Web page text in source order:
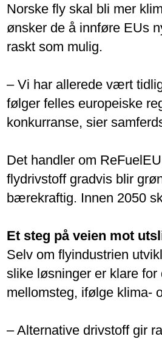
Norske fly skal bli mer
ønsker de å innføre EUs
raskt som mulig.
– Vi har allerede vært
følger felles europeiske
konkurranse, sier
Det handler om
flydrivstoff gradvis blir
bærekraftig. Innen 2050
Et steg på veien mot
Selv om flyindustrien
slike løsninger er klare
mellomsteg, ifølge klima-
– Alternative drivstoff gir